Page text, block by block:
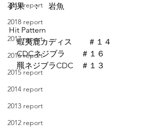
2019 report
2018 report
2017 report
2016 report
2015 report
2014 report
2013 report
2012 report
釣果　：　岩魚
Hit Pattern
蝦夷鹿カディス　　＃１４
CDCネジブラ　　＃１６
羆ネジブラCDC　＃１３